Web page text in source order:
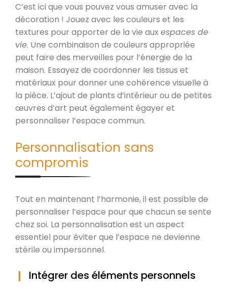
C’est ici que vous pouvez vous amuser avec la
décoration ! Jouez avec les couleurs et les
textures pour apporter de la vie aux espaces de
vie. Une combinaison de couleurs appropriée
peut faire des merveilles pour l’énergie de la
maison. Essayez de coordonner les tissus et
matériaux pour donner une cohérence visuelle à
la pièce. L’ajout de plants d’intérieur ou de petites
œuvres d’art peut également égayer et
personnaliser l’espace commun.
Personnalisation sans
compromis
Tout en maintenant l’harmonie, il est possible de
personnaliser l’espace pour que chacun se sente
chez soi. La personnalisation est un aspect
essentiel pour éviter que l’espace ne devienne
stérile ou impersonnel.
Intégrer des éléments personnels